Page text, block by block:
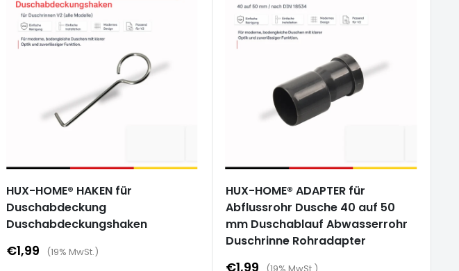
HUX-HOME® HAKEN für
Duschabdeckung
Duschabdeckungshaken
Sonderpreis
€1,99 (19% MwSt.)
HUX-HOME® ADAPTER für
Abflussrohr Dusche 40 auf 50
mm Duschablauf Abwasserrohr
Duschrinne Rohradapter
Sonderpreis
€1,99